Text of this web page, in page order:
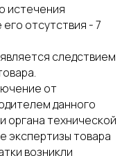
истечения
отсутствия - 7
следствием
от
данного
органа технической
экспертизы товара
возникли